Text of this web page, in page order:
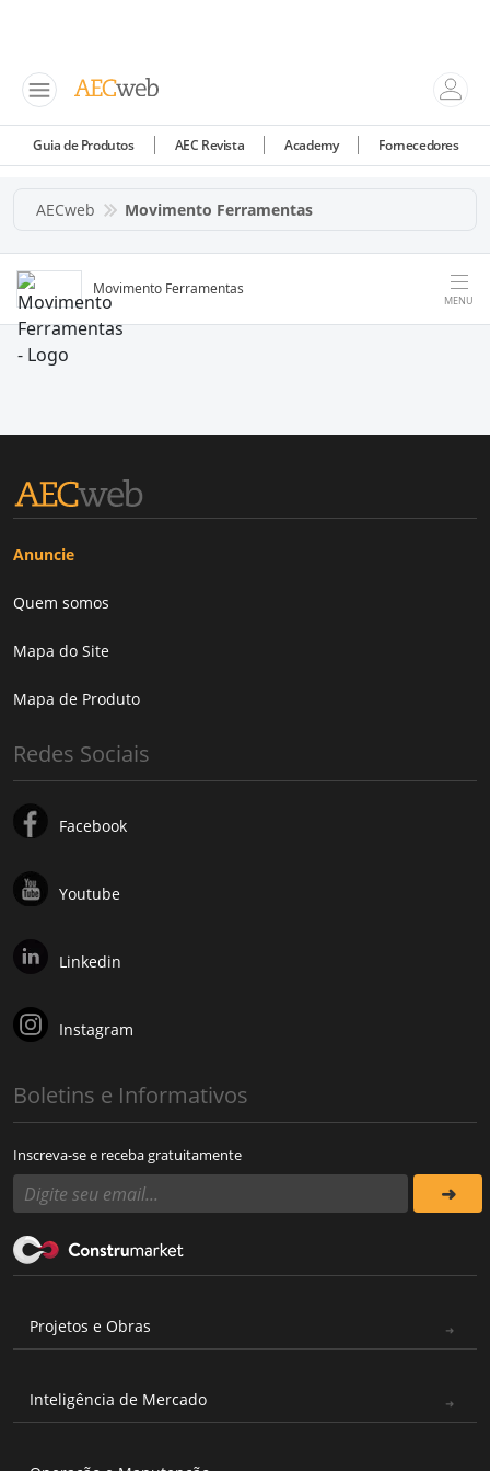
Guia de Produtos AEC Revista Academy Fornecedores
AECweb Movimento Ferramentas
Movimento Ferramentas
MENU
Anuncie
Quem somos
Mapa do Site
Mapa de Produto
Redes Sociais
Facebook
Youtube
Linkedin
Instagram
Boletins e Informativos
Inscreva-se e receba gratuitamente
Projetos e Obras
Inteligência de Mercado